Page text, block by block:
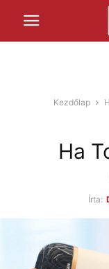
Kezdőlap
Ha
Írta: